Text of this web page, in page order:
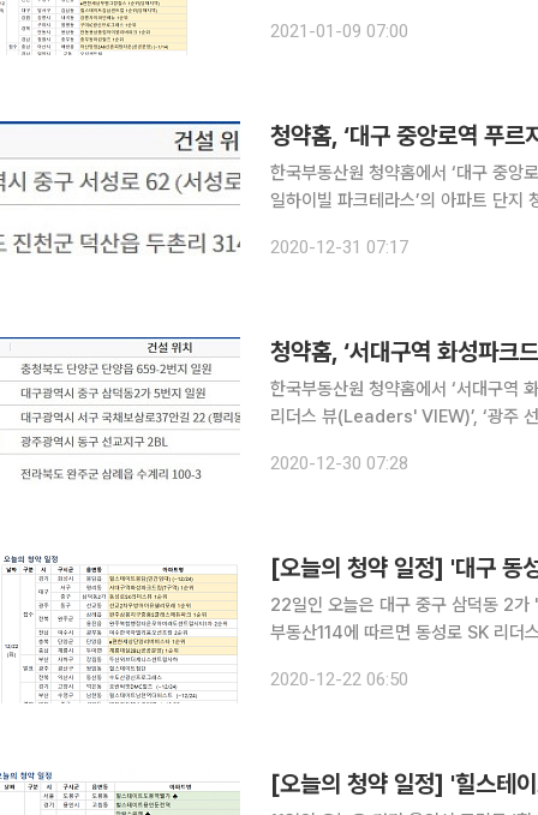
힐스', 대구 달서구 감삼동 힐스테이트
2021-01-09 07:00
한국부동산원 청약홈에서 ‘대구 중앙
일하이빌 파크테라스’의 아파트 단지 청약 당첨자를
스’ 등 2곳이다. 전날 청약홈은
2020-12-31 07:17
한국부동산원 청약홈에서 ‘서대구역
리더스 뷰(Leaders' VIEW)’, ‘광주
한 단지는 ‘서대구역 화성파크드림’, ‘e
2020-12-30 07:28
[오늘의 청약 일정] '대구 동
22일인 오늘은 대구 중구 삼덕동 2가 '동성
부동산114에 따르면 동성로 SK 리더
듀파크', 충북 단양군 단양읍 'e편한세
2020-12-22 06:50
[오늘의 청약 일정] '힐스테